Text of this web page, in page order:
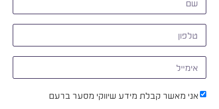
אני מאשר קבלת מידע שיווקי מסער ברעם